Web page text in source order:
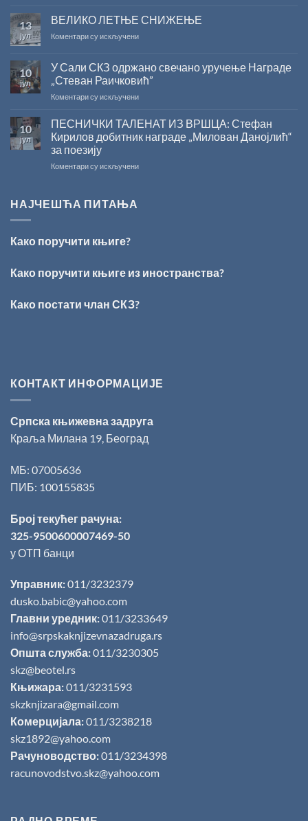
за
капиталних
на
српском
језику
РАДОЈЧИЋ
ДОБИТНИК
ЖИЧКЕ
2026.
ГОДИНУ
13
јул
ВЕЛИКО ЛЕТЊЕ СНИЖЕЊЕ
Коментари су искљученина
СНИЖЕЊЕ
10
јул
У Сали СКЗ одржано свечано уручење Награде
„Стеван Раичковић”
Коментари су искљученина
Сали
СКЗ
одржано
уручење
10
јул
ПЕСНИЧКИ ТАЛЕНАТ ИЗ ВРШЦА: Стефан
Кирилов добитник награде „Милован Данојлић“
за поезију
Коментари су искљученина
„Милован
поезију
НАЈЧЕШЋА ПИТАЊА
Како поручити књиге?
Како поручити књиге из иностранства?
Како постати члан СКЗ?
КОНТАКТ ИНФОРМАЦИЈЕ
Српска књижевна задруга
Краља Милана 19, Београд
МБ: 07005636
ПИБ: 100155835
Број текућег рачуна:
325-9500600007469-50
у ОТП банци
Управник:011/3232379
dusko.babic@yahoo.com
Главни уредник:011/3233649
info@srpskaknjizevnazadruga.rs
Општа служба:011/3230305
skz@beotel.rs
Књижара:011/3231593
skzknjizara@gmail.com
Комерцијала:011/3238218
skz1892@yahoo.com
Рачуноводство:011/3234398
racunovodstvo.skz@yahoo.com